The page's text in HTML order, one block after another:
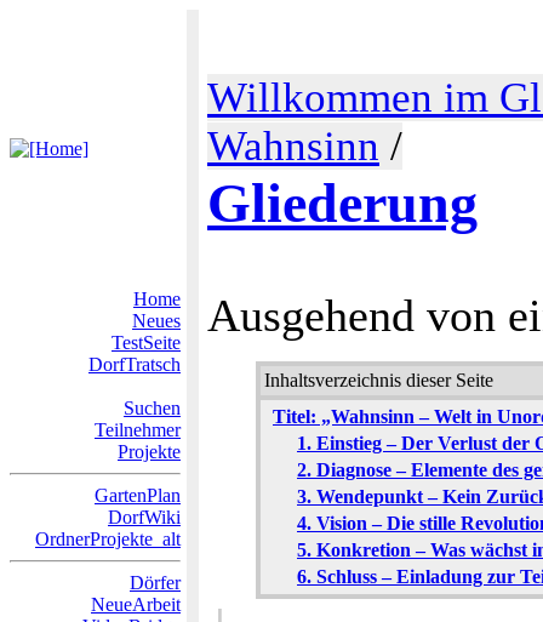
Willkommen im
Wahnsinn /
Gliederung
Home
Neues
TestSeite
DorfTratsch
Suchen
Teilnehmer
Projekte
GartenPlan
DorfWiki
OrdnerProjekte_alt
Dörfer
NeueArbeit
Ausgehend von
Inhaltsverzeichnis dieser Seite
Titel: „Wahnsinn – Welt in
1. Einstieg – Der Verlust der
2. Diagnose – Elemente des
3. Wendepunkt – Kein
4. Vision – Die stille
5. Konkretion – Was wächst
6. Schluss – Einladung zur